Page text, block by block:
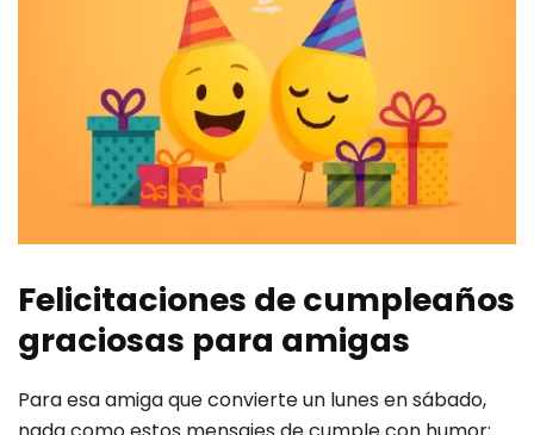
Felicitaciones de cumpleaños
graciosas para amigas
Para esa amiga que convierte un lunes en sábado,